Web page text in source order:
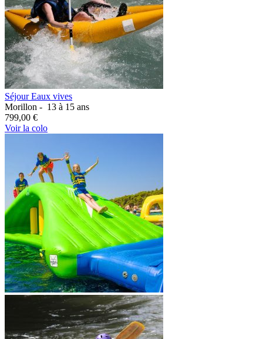
Séjour Eaux vives
Morillon - 13 à 15 ans
799,00 €
Voir la colo